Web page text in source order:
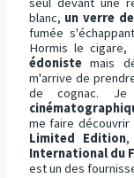
blanc, un verre
fumée
Hormis le
édonistemais
m'arrive de
de cognac. Je
me faire découvrir
Limited Edition,
International du
est un des